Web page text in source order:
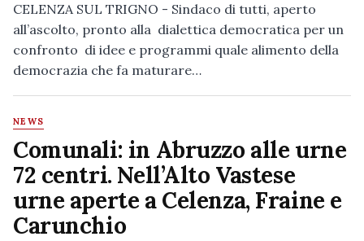
CELENZA SUL TRIGNO - Sindaco di tutti, aperto
all’ascolto, pronto alla dialettica democratica per un
confronto di idee e programmi quale alimento della
democrazia che fa maturare…
NEWS
Comunali: in Abruzzo alle urne
72 centri. Nell’Alto Vastese
urne aperte a Celenza, Fraine e
Carunchio